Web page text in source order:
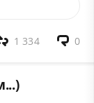
0
1 334